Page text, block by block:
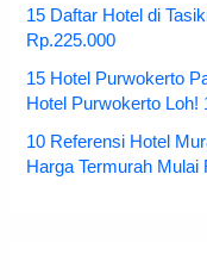
15 Daftar Hotel di
Rp.225.000
15 Hotel Purwokerto
Hotel Purwokerto Loh!
10 Referensi Hotel
Harga Termurah Mulai